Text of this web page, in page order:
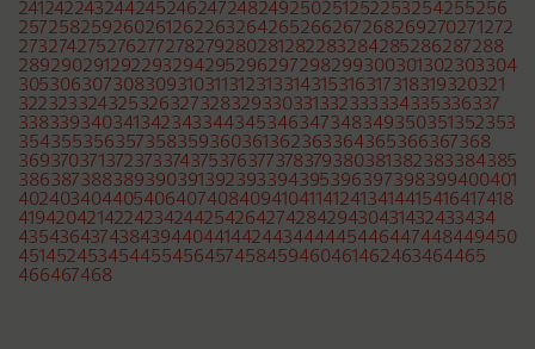
241 242243244245246247 248249250251 252253254255256
257 258259260261 262263264265266267 268269270271 272
273274275276277 278279280281 282283284285286287 288
289290291 292293294295296297 298299300301 302303304
305306307 308309310311 312313314315316317 318319320321
322323324325326327 328329330331 332333334335336337
338339340341 342343344345346347 348349350351 352353
354355356357 358359360361 362363364365366367 368
369370371 372373374375376377 378379380381 382383384385
386387 388389390391 392393394395396397 398399400401
402403404405406407 408409410411 412413414415416417 418
419420421 422423424425426427 428429430431 432433434
435436437 438439440441 442443444445446447 448449450
451 452453454455456457 458459460461 462463464465
466467 468